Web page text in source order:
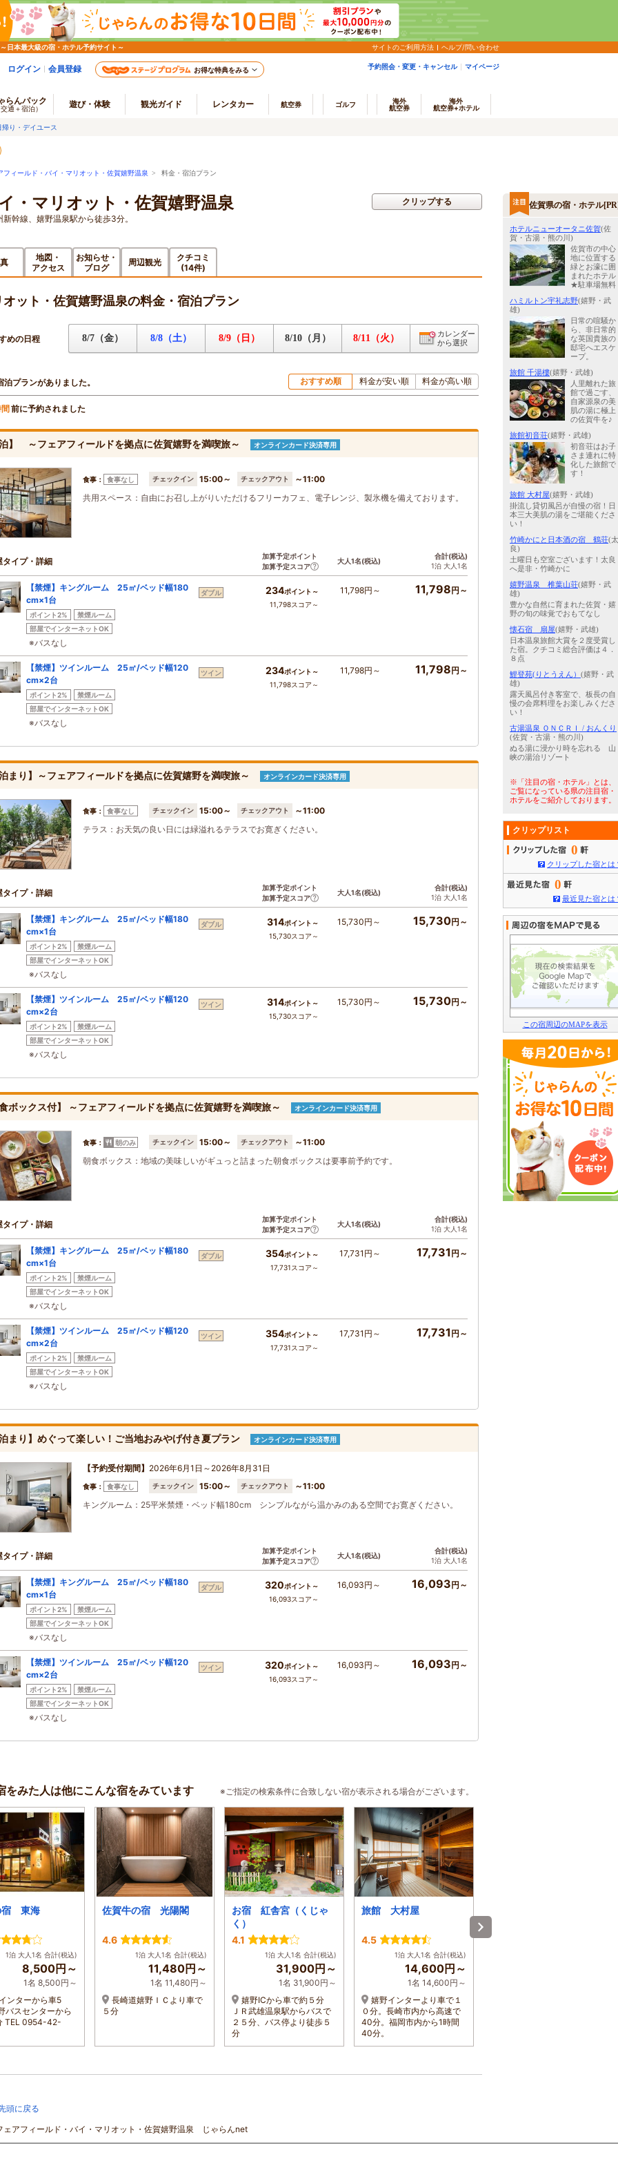
日本最大級の宿・ホテル予約サイト～ サイトのご利用方法 ヘルプ/問い合わせ
ログイン 会員登録 お得な特典をみる 予約照会・変更・キャンセル マイページ
らんパック
通＋宿泊） 遊び・体験 観光ガイド レンタカー 航空券 ゴルフ
海外
航空券
海外
航空券+ホテル
帰り・デイユース
フィールド・バイ・マリオット・佐賀嬉野温泉 > 料金・宿泊プラン
・マリオット・佐賀嬉野温泉
幹線、嬉野温泉駅から徒歩3分。
クリップする
地図・
アクセス
お知らせ・
ブログ
周辺観光
クチコミ
(14件)
ット・佐賀嬉野温泉の料金・宿泊プラン
めの日程 8/7（金） 8/8（土） 8/9（日） 8/10（月） 8/11（火）
カレンダー
から選択
泊プランがありました。 おすすめ順 料金が安い順 料金が高い順
前に予約されました
】 ～フェアフィールドを拠点に佐賀嬉野を満喫旅～ オンラインカード決済専用
食事： 食事なし チェックイン 15:00～ チェックアウト
～11:00
共用スペース：自由にお召し上がりいただけるフリーカフェ、電子レンジ、製氷機を備えております。
タイプ・詳細
加算予定ポイント
加算予定スコア
大人1名(税込)
合計(税込)
1泊 大人1名
【禁煙】キングルーム 25㎡/ベッド幅180
cm×1台
ポイント2%
禁煙ルーム
部屋でインターネットOK
※バスなし
ダブル 234ポイント～
11,798スコア～
11,798円～ 11,798円～
【禁煙】ツインルーム 25㎡/ベッド幅120
cm×2台
ポイント2%
禁煙ルーム
部屋でインターネットOK
※バスなし
ツイン 234ポイント～
11,798スコア～
11,798円～ 11,798円～
まり】～フェアフィールドを拠点に佐賀嬉野を満喫旅～ オンラインカード決済専用
食事： 食事なし チェックイン 15:00～ チェックアウト
～11:00
テラス：お天気の良い日には緑溢れるテラスでお寛ぎください。
タイプ・詳細
加算予定ポイント
加算予定スコア
大人1名(税込)
合計(税込)
1泊 大人1名
【禁煙】キングルーム 25㎡/ベッド幅180
cm×1台
ポイント2%
禁煙ルーム
部屋でインターネットOK
※バスなし
ダブル 314ポイント～
15,730スコア～
15,730円～ 15,730円～
【禁煙】ツインルーム 25㎡/ベッド幅120
cm×2台
ポイント2%
禁煙ルーム
部屋でインターネットOK
※バスなし
ツイン 314ポイント～
15,730スコア～
15,730円～ 15,730円～
ボックス付】 ～フェアフィールドを拠点に佐賀嬉野を満喫旅～ オンラインカード決済専用
食事： 朝のみ チェックイン 15:00～ チェックアウト
～11:00
朝食ボックス：地域の美味しいがギュっと詰まった朝食ボックスは要事前予約です。
タイプ・詳細
加算予定ポイント
加算予定スコア
大人1名(税込)
合計(税込)
1泊 大人1名
【禁煙】キングルーム 25㎡/ベッド幅180
cm×1台
ポイント2%
禁煙ルーム
部屋でインターネットOK
※バスなし
ダブル 354ポイント～
17,731スコア～
17,731円～ 17,731 円～
【禁煙】ツインルーム 25㎡/ベッド幅120
cm×2台
ポイント2%
禁煙ルーム
部屋でインターネットOK
※バスなし
ツイン 354ポイント～
17,731スコア～
17,731円～ 17,731 円～
まり】めぐって楽しい！ご当地おみやげ付き夏プラン オンラインカード決済専用
【予約受付期間】 2026年6月1日～2026年8月31日
食事： 食事なし チェックイン 15:00～ チェックアウト
～11:00
キングルーム：25平米禁煙・ベッド幅180cm シンプルながら温かみのある空間でお寛ぎください。
タイプ・詳細
加算予定ポイント
加算予定スコア
大人1名(税込)
合計(税込)
1泊 大人1名
【禁煙】キングルーム 25㎡/ベッド幅180
cm×1台
ポイント2%
禁煙ルーム
部屋でインターネットOK
※バスなし
ダブル 320ポイント～
16,093スコア～
16,093円～ 16,093円～
【禁煙】ツインルーム 25㎡/ベッド幅120
cm×2台
ポイント2%
禁煙ルーム
部屋でインターネットOK
※バスなし
ツイン 320ポイント～
16,093スコア～
16,093円～ 16,093円～
をみた人は他にこんな宿をみています ※ご指定の検索条件に合致しない宿が表示される場合がございます。
宿 東海
1泊 大人1名 合計(税込)
8,500円～
1名 8,500円～
ンターから車5
バスセンターから
TEL 0954-42-
佐賀牛の宿 光陽閣
4.6
1泊 大人1名 合計(税込)
11,480円～
1名 11,480円～
長崎道嬉野ＩＣより車で
５分
お宿 紅舎宮（くじゃ
く）
4.1
1泊 大人1名 合計(税込)
31,900円～
1名 31,900円～
嬉野ICから車で約５分
ＪＲ武雄温泉駅からバスで
２５分、バス停より徒歩５
分
旅館 大村屋
4.5
1泊 大人1名 合計(税込)
14,600円～
1名 14,600円～
嬉野インターより車で１
０分。長崎市内から高速で
40分。福岡市内から1時間
40分。
3.8
頭に戻る
ェアフィールド・バイ・マリオット・佐賀嬉野温泉 じゃらんnet
佐賀県の宿・ホテル
ホテルニューオータニ佐賀(佐
賀・古湯・熊の川)
佐賀市の中心
地に位置する
緑とお濠に囲
まれたホテル
★駐車場無料
ハミルトン宇礼志野(嬉野・武
雄)
日常の喧騒か
ら、非日常的
な英国貴族の
邸宅へエスケ
ープ。
旅館 千湯樓(嬉野・武雄)
人里離れた旅
館で過ごす、
自家源泉の美
肌の湯に極上
の佐賀牛を♪
旅館初音荘(嬉野・武雄)
初音荘はお子
さま連れに特
化した旅館で
す！
旅館 大村屋(嬉野・武雄)
掛流し貸切風呂が自慢の宿！日
本三大美肌の湯をご堪能くださ
い！
竹崎かにと日本酒の宿 鶴荘(太
良)
土曜日も空室ございます！太良
へ是非・竹崎かに
嬉野温泉 椎葉山荘(嬉野・武
雄)
豊かな自然に育まれた佐賀・嬉
野の旬の味覚でおもてなし
懐石宿 扇屋(嬉野・武雄)
日本温泉旅館大賞を２度受賞し
た宿。クチコミ総合評価は４．
８点
鯉登苑(りとうえん） (嬉野・武
雄)
露天風呂付き客室で、板長の自
慢の会席料理をお楽しみくださ
い！
古湯温泉 ＯＮＣＲＩ / おんくり
(佐賀・古湯・熊の川)
ぬる湯に浸かり時を忘れる 山
峡の湯治リゾート
※「注目の宿・ホテル」とは、
ご覧になっている県の注目宿・
ホテルをご紹介しております。
クリップリスト
0
クリップした宿とは
0
最近見た宿とは
この宿周辺のMAPを表示